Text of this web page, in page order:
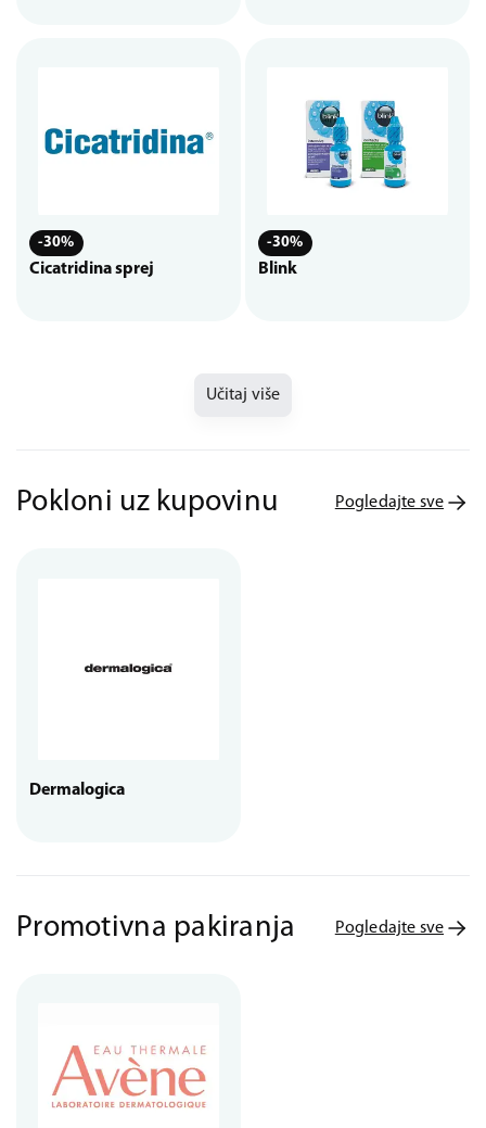
-30%
Cicatridina sprej
-30%
Blink
Učitaj više
Pokloni uz kupovinu Pogledajte sve
Dermalogica
Promotivna pakiranja Pogledajte sve